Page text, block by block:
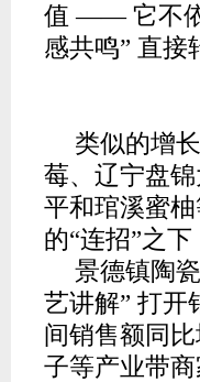
值 —— 它不依
感共鸣” 直接
类似的增
莓、辽宁盘
平和琯溪蜜
的“连招”之
景德镇陶
艺讲解” 打开
间销售额同
子等产业带